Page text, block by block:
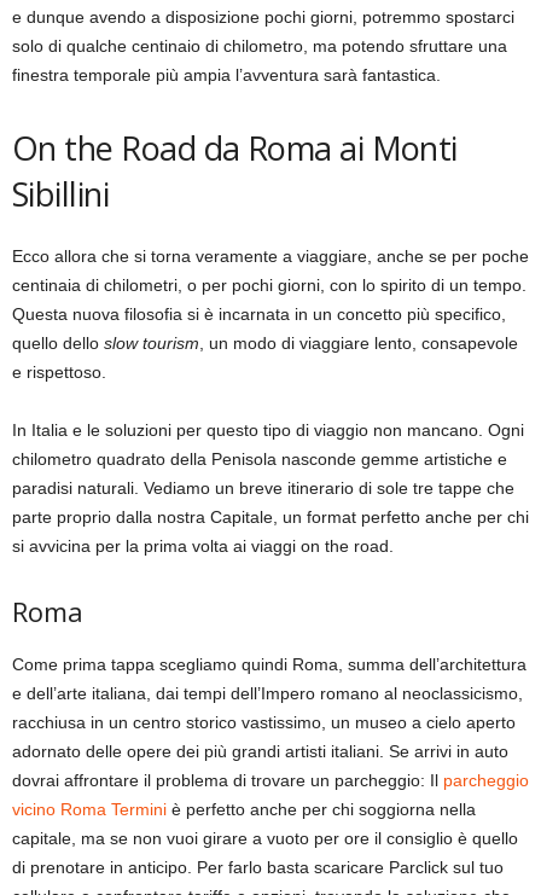
e dunque avendo a disposizione pochi giorni, potremmo spostarci
solo di qualche centinaio di chilometro, ma potendo sfruttare una
finestra temporale più ampia l’avventura sarà fantastica.
On the Road da Roma ai Monti
Sibillini
Ecco allora che si torna veramente a viaggiare, anche se per poche
centinaia di chilometri, o per pochi giorni, con lo spirito di un tempo.
Questa nuova filosofia si è incarnata in un concetto più specifico,
quello dello slow tourism, un modo di viaggiare lento, consapevole
e rispettoso.
In Italia e le soluzioni per questo tipo di viaggio non mancano. Ogni
chilometro quadrato della Penisola nasconde gemme artistiche e
paradisi naturali. Vediamo un breve itinerario di sole tre tappe che
parte proprio dalla nostra Capitale, un format perfetto anche per chi
si avvicina per la prima volta ai viaggi on the road.
Roma
Come prima tappa scegliamo quindi Roma, summa dell’architettura
e dell’arte italiana, dai tempi dell’Impero romano al neoclassicismo,
racchiusa in un centro storico vastissimo, un museo a cielo aperto
adornato delle opere dei più grandi artisti italiani. Se arrivi in auto
dovrai affrontare il problema di trovare un parcheggio: Il parcheggio
vicino Roma Termini è perfetto anche per chi soggiorna nella
capitale, ma se non vuoi girare a vuoto per ore il consiglio è quello
di prenotare in anticipo. Per farlo basta scaricare Parclick sul tuo